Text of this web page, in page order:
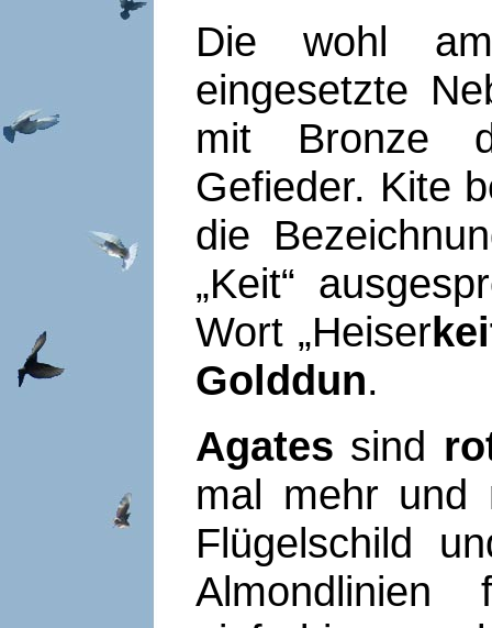
Die wohl
eingesetzte
mit Bronze
Gefieder. Kite
die
„Keit“
Wort „Heiser
Golddun.
Agates sind
mal mehr und
Flügelschild